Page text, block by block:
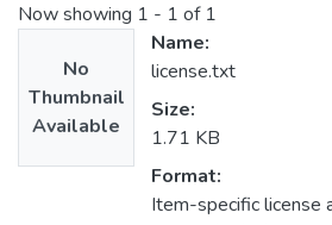
Now showing 1 - 1 of 1
No
Thumbnail
Available
Name:
license.txt
Size:
1.71 KB
Format:
Item-specific license